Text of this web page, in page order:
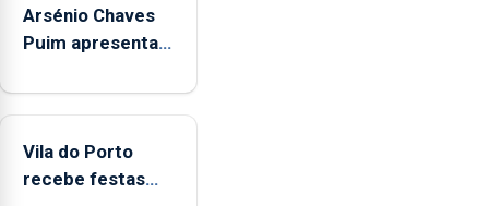
Arsénio Chaves
Puim apresenta
Biblioteca de Vila
Vila do Porto
recebe festas